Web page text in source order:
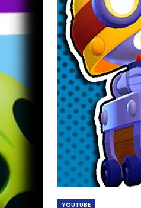
YOUTUBE